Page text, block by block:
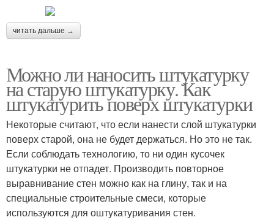
читать дальше →
Можно ли наносить штукатурку
на старую штукатурку. Как
штукатурить поверх штукатурки
Некоторые считают, что если нанести слой штукатурки
поверх старой, она не будет держаться. Но это не так.
Если соблюдать технологию, то ни один кусочек
штукатурки не отпадет. Производить повторное
выравнивание стен можно как на глину, так и на
специальные строительные смеси, которые
используются для оштукатуривания стен.